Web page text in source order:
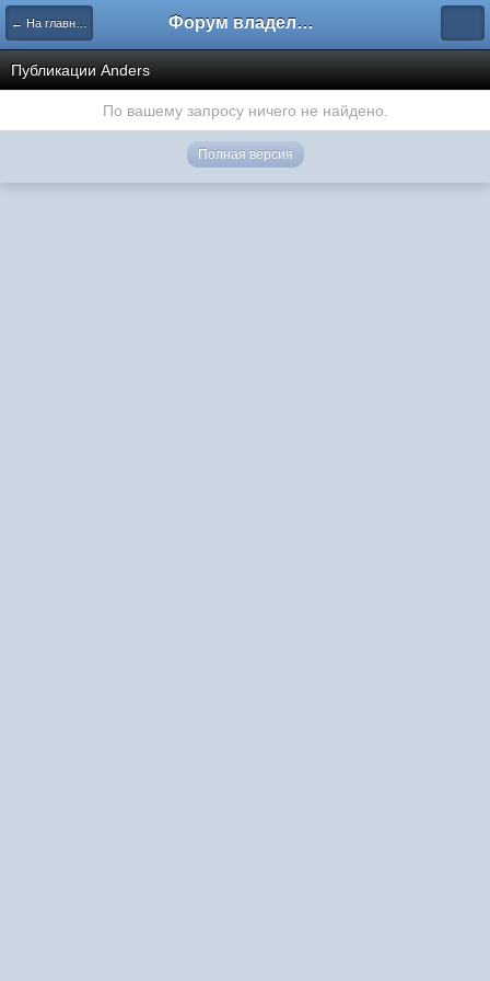
← На главную Форум владельцев интернет-магазинов
Публикации Anders
По вашему запросу ничего не найдено.
Полная версия